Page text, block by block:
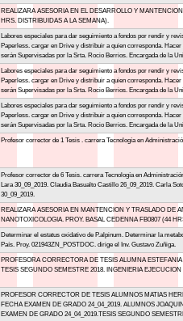
REALIZARA ASESORIA EN EL DESARROLLO Y
HRS. DISTRIBUIDAS A LA SEMANA).
Labores especiales para dar seguimiento a fondos por rendir y
Paperless. cargar en Drive y distribuir a quien corresponda.
serán Supervisadas por la Srta. Rocio Berrios. Encargada de la
Labores especiales para dar seguimiento a fondos por rendir y
Paperless. cargar en Drive y distribuir a quien corresponda.
serán Supervisadas por la Srta. Rocio Berrios. Encargada de la
Labores especiales para dar seguimiento a fondos por rendir y
Paperless. cargar en Drive y distribuir a quien corresponda.
serán Supervisadas por la Srta. Rocio Berrios. Encargada de la
Profesor corrector de 1 Tesis . carrera Tecnología en
Profesor corrector de 6 Tesis. carrera Tecnología en
Lara 30_09_2019. Claudia Basualto Castillo 26_09_2019. Carla
30_09_2019.
REALIZARA ASESORIA EN MANTENCION Y TRASLADO DE
NANOTOXICOLOGIA. PROY. BASAL CEDENNA FB0807 (44
Determinar el estatus oxidativo de P.alpinum. Determinar la
País. Proy. 021943ZN_POSTDOC. dirige el Inv. Gustavo Zuñiga.
PROFESORA CORRECTORA DE TESIS ALUMNA
TESIS SEGUNDO SEMESTRE 2018. INGENIERIA
PROFESOR CORRECTOR DE TESIS ALUMNOS MATIAS
FECHA EXAMEN DE GRADO 24_04_2019. ALUMNOS
EXAMEN DE GRADO 24_04_2019.TESIS SEGUNDO